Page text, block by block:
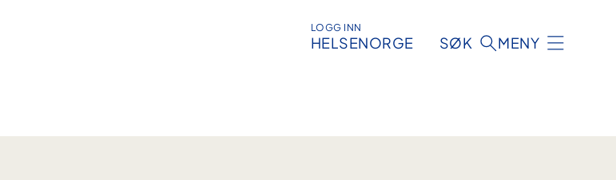
LOGG INN
HELSENORGE SØK MENY